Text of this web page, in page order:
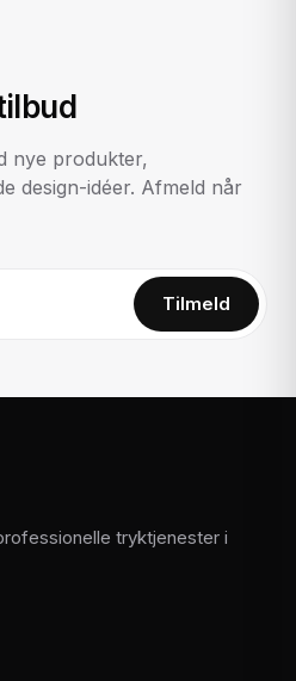
nye produkter,
design-idéer. Afmeld når
Tilmeld
tryktjenester i